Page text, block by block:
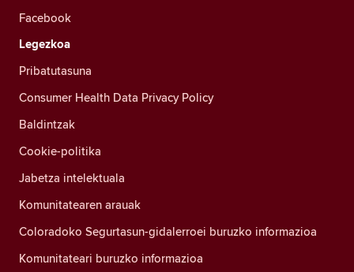
Facebook
Legezkoa
Pribatutasuna
Consumer Health Data Privacy Policy
Baldintzak
Cookie-politika
Jabetza intelektuala
Komunitatearen arauak
Coloradoko Segurtasun-gidalerroei buruzko informazioa
Komunitateari buruzko informazioa